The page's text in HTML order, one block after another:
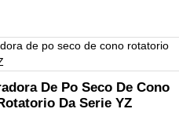
De Po Seco De Cono
Da Serie YZ